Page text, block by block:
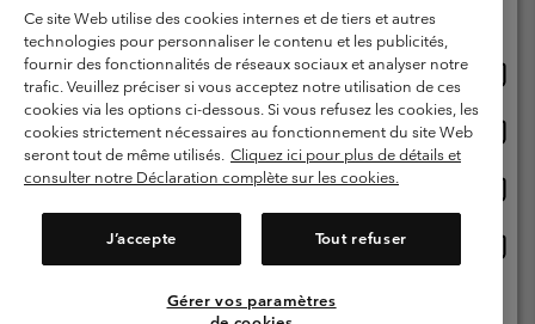
Gebruiksvoorwaarden
Verkoopvoorwaarden
Garantie
Privacybeleid
Gebruiksvoorwaarden voor lidmaatschap
Voorwaarden voor door gebruikers gegenereerde inhoud
Impressum
Cookies
Ce site Web utilise des cookies internes et de tiers et autres
technologies pour personnaliser le contenu et les publicités,
fournir des fonctionnalités de réseaux sociaux et analyser notre
trafic. Veuillez préciser si vous acceptez notre utilisation de ces
cookies via les options ci-dessous. Si vous refusez les cookies, les
cookies strictement nécessaires au fonctionnement du site Web
seront tout de même utilisés. Cliquez ici pour plus de détails et
consulter notre Déclaration complète sur les cookies.
J’accepte Tout refuser
Gérer vos paramètres
Online shoppen beschikbaar
United States
Belgium-English
Belgium-Français
Belgium-Dutch
Alle Locaties Bekijken